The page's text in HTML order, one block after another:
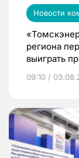
Новости
региона
выиграть
09:10 /